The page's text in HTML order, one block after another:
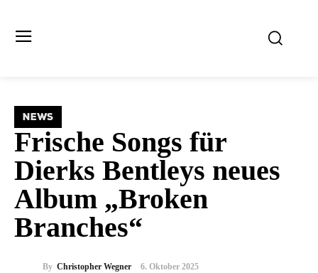
NEWS
Frische Songs für
Dierks Bentleys neues
Album „Broken
Branches“
By Christopher Wegner 6. Oktober 2025